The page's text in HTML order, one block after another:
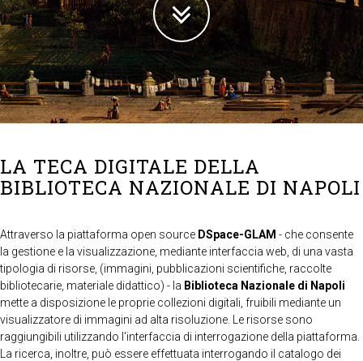
LA TECA DIGITALE DELLA
BIBLIOTECA NAZIONALE DI NAPOLI
Attraverso la piattaforma open source DSpace-GLAM - che consente
la gestione e la visualizzazione, mediante interfaccia web, di una vasta
tipologia di risorse, (immagini, pubblicazioni scientifiche, raccolte
bibliotecarie, materiale didattico) - la Biblioteca Nazionale di Napoli
mette a disposizione le proprie collezioni digitali, fruibili mediante un
visualizzatore di immagini ad alta risoluzione. Le risorse sono
raggiungibili utilizzando l'interfaccia di interrogazione della piattaforma.
La ricerca, inoltre, può essere effettuata interrogando il catalogo dei